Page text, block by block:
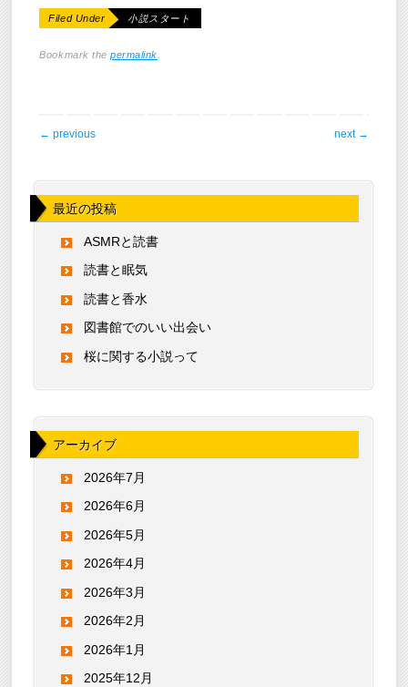
Filed Under 小説スタート
Bookmark thepermalink.
post navigation
← previous next →
最近の投稿
ASMRと読書
読書と眠気
読書と香水
図書館でのいい出会い
桜に関する小説って
アーカイブ
2026年7月
2026年6月
2026年5月
2026年4月
2026年3月
2026年2月
2026年1月
2025年12月